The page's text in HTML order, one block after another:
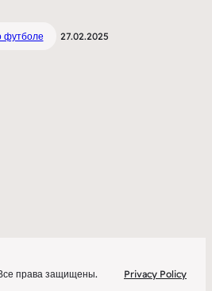
футболе 27.02.2025
права защищены. Privacy Policy